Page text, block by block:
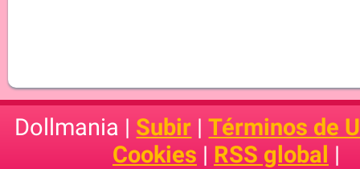
Dollmania | Subir |Términos de
Cookies | RSS global |